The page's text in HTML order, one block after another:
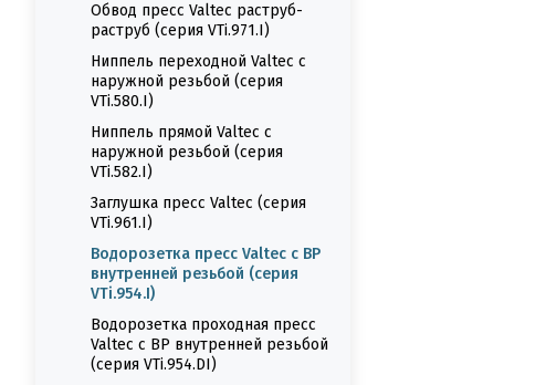
Обвод пресс Valtec раструб-
раструб (серия VTi.971.I)
Ниппель переходной Valtec с
наружной резьбой (серия
VTi.580.I)
Ниппель прямой Valtec с
наружной резьбой (серия
VTi.582.I)
Заглушка пресс Valtec (серия
VTi.961.I)
Водорозетка пресс Valtec с ВР
внутренней резьбой (серия
VTi.954.I)
Водорозетка проходная пресс
Valtec с ВР внутренней резьбой
(серия VTi.954.DI)